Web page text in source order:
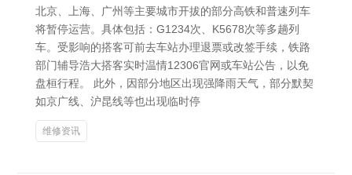
北京、上海、广州等主要城市开拔的部分高铁和普速列车
将暂停运营。具体包括：G1234次、K5678次等多趟列
车。受影响的搭客可前去车站办理退票或改签手续，铁路
部门辅导浩大搭客实时温情12306官网或车站公告，以免
盘桓行程。 此外，因部分地区出现强降雨天气，部分默契
如京广线、沪昆线等也出现临时停
维修资讯